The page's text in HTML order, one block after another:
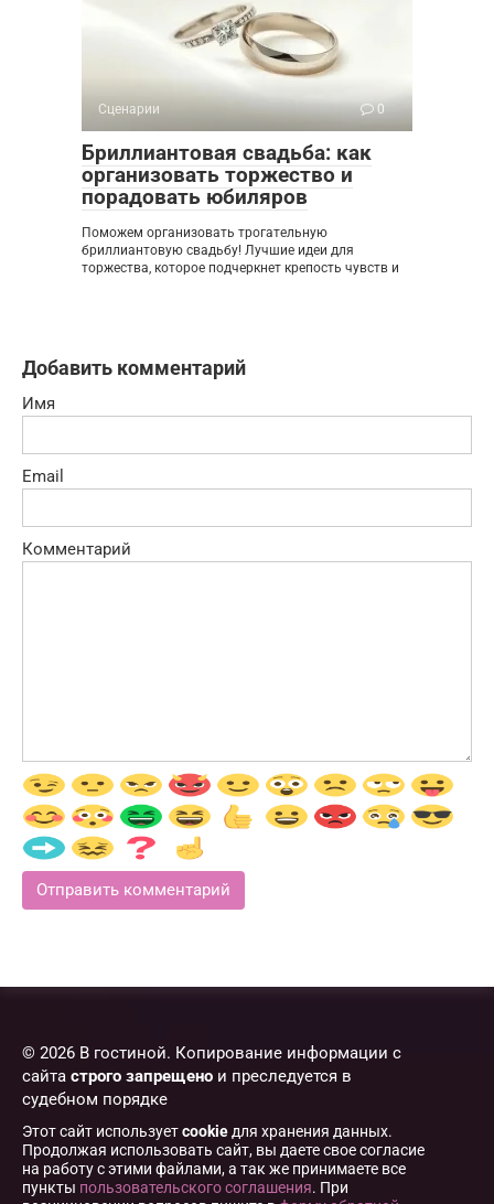
Сценарии 0
Бриллиантовая свадьба: как
организовать торжество и
порадовать юбиляров
Поможем организовать трогательную
бриллиантовую свадьбу! Лучшие идеи для
торжества, которое подчеркнет крепость чувств и
Добавить комментарий
Имя
Email
Комментарий
© 2026 В гостиной. Копирование информации с
сайта строго запрещено и преследуется в
судебном порядке
Этот сайт используетcookieдля хранения данных.
Продолжая использовать сайт, вы даете свое согласие
на работу с этими файлами, а так же принимаете все
пункты пользовательского соглашения. При